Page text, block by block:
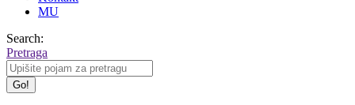
MU
Search:
Pretraga